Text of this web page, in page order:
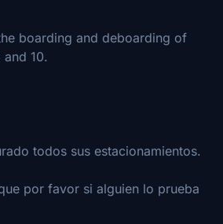
boarding and deboarding of
10.
todos sus estacionamientos.
por favor si alguien lo prueba